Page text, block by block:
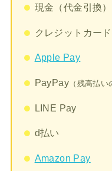
現金（代金引換）
クレジットカード
Apple Pay
PayPay （残高払い
LINE Pay
d払い
Amazon Pay